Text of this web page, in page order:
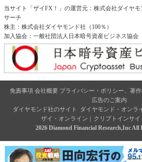
当サイト「ザイFX！」の運営元：株式会社ダイヤ
サーチ
株主：株式会社ダイヤモンド社（100％）
加入協会：一般社団法人日本暗号資産ビジネス協会
免責事項 会社概要 プライバシー・ポリシー、著
広告のご案内
ダイヤモンド社のサイト
ダイヤモンド・オンラ
ザイ・オンライン
クリプトインサイ
2026 Diamond Financial Research,Inc All